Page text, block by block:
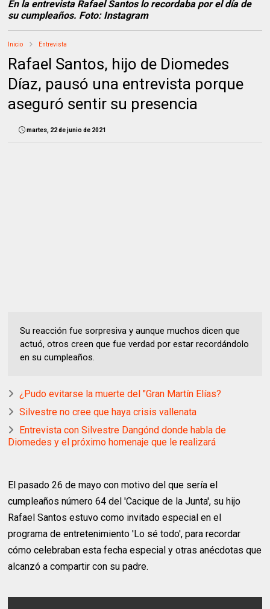
En la entrevista Rafael Santos lo recordaba por el día de
su cumpleaños. Foto: Instagram
Inicio Entrevista
Rafael Santos, hijo de Diomedes
Díaz, pausó una entrevista porque
aseguró sentir su presencia
martes, 22 de junio de 2021
Su reacción fue sorpresiva y aunque muchos dicen que
actuó, otros creen que fue verdad por estar recordándolo
en su cumpleaños.
¿Pudo evitarse la muerte del "Gran Martín Elías?
Silvestre no cree que haya crisis vallenata
Entrevista con Silvestre Dangónd donde habla de
Diomedes y el próximo homenaje que le realizará
El pasado 26 de mayo con motivo del que sería el
cumpleaños número 64 del 'Cacique de la Junta', su hijo
Rafael Santos estuvo como invitado especial en el
programa de entretenimiento 'Lo sé todo', para recordar
cómo celebraban esta fecha especial y otras anécdotas que
alcanzó a compartir con su padre.